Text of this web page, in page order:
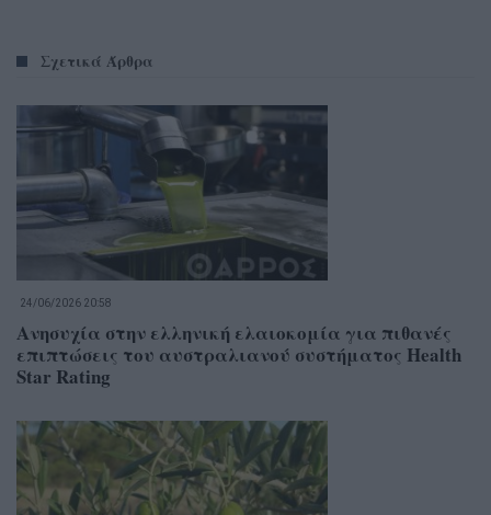
Σχετικά Άρθρα
24/06/2026 20:58
Ανησυχία στην ελληνική ελαιοκομία για πιθανές
επιπτώσεις του αυστραλιανού συστήματος Health
Star Rating